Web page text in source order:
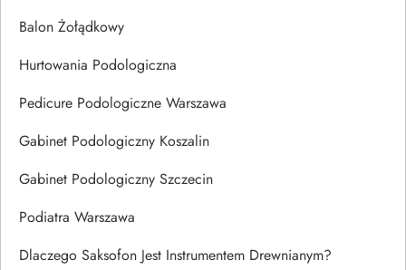
Balon Żołądkowy
Hurtowania Podologiczna
Pedicure Podologiczne Warszawa
Gabinet Podologiczny Koszalin
Gabinet Podologiczny Szczecin
Podiatra Warszawa
Dlaczego Saksofon Jest Instrumentem Drewnianym?